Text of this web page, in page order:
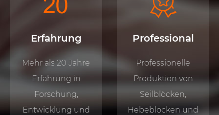
Erfahrung
Mehr als 20 Jahre
Erfahrung in
Forschung,
Entwicklung und
Professional
Professionelle
Produktion von
Seilblöcken,
Hebeblöcken und